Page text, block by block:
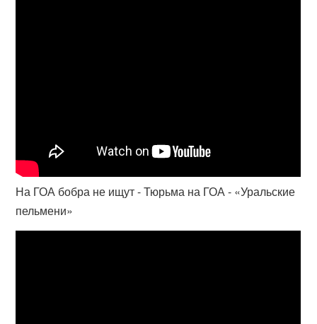
На ГОА бобра не ищут - Тюрьма на ГОА - «Уральские
пельмени»